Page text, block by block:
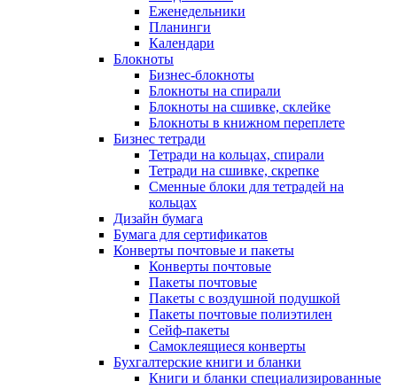
Еженедельники
Планинги
Календари
Блокноты
Бизнес-блокноты
Блокноты на спирали
Блокноты на сшивке, склейке
Блокноты в книжном переплете
Бизнес тетради
Тетради на кольцах, спирали
Тетради на сшивке, скрепке
Сменные блоки для тетрадей на
кольцах
Дизайн бумага
Бумага для сертификатов
Конверты почтовые и пакеты
Конверты почтовые
Пакеты почтовые
Пакеты с воздушной подушкой
Пакеты почтовые полиэтилен
Сейф-пакеты
Самоклеящиеся конверты
Бухгалтерские книги и бланки
Книги и бланки специализированные